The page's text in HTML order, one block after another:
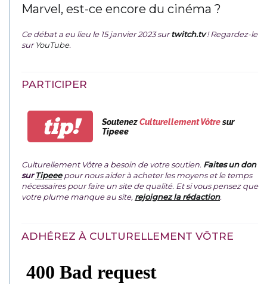
Marvel, est-ce encore du cinéma ?
Ce débat a eu lieu le 15 janvier 2023 surtwitch.tv ! Regardez-le
surYouTube.
PARTICIPER
tip! SoutenezCulturellement Vôtresur
Tipeee
Culturellement Vôtre a besoin de votre soutien. Faites un don
surTipeeepour nous aider à acheter les moyens et le temps
nécessaires pour faire un site de qualité. Et si vous pensez que
votre plume manque au site, rejoignez la rédaction.
ADHÉREZ À CULTURELLEMENT VÔTRE